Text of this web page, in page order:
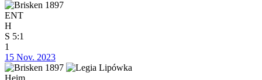
ENT
H
S 5:1
1
15 Nov. 2023
Heim